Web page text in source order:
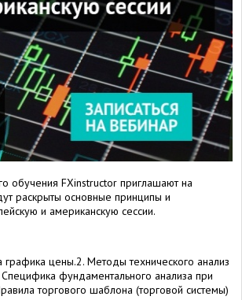
обучения FXinstructor приглашают на
раскрыты основные принципы и
и американскую сессии.
цены.2. Методы технического анализ
фундаментального анализа при
торгового шаблона (торговой системы)